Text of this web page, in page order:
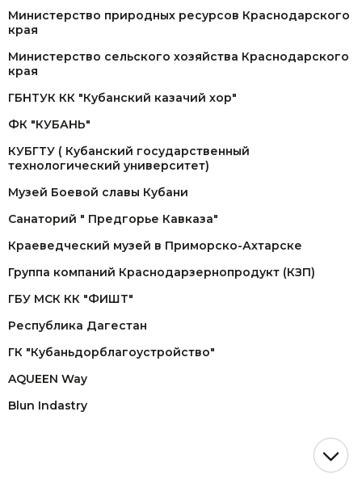
Министерство природных ресурсов Краснодарского
края
Министерство сельского хозяйства Краснодарского
края
ГБНТУК КК "Кубанский казачий хор"
ФК "КУБАНЬ"
КУБГТУ ( Кубанский государственный
технологический университет)
Музей Боевой славы Кубани
Санаторий " Предгорье Кавказа"
Краеведческий музей в Приморско-Ахтарске
Группа компаний Краснодарзернопродукт (КЗП)
ГБУ МСК КК "ФИШТ"
Республика Дагестан
ГК "Кубаньдорблагоустройство"
AQUEEN Way
Blun Indastry